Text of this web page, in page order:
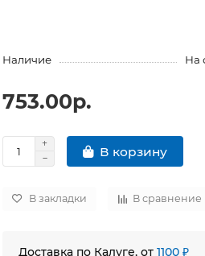
Наличие На
753.00р.
В корзину
В закладки В сравнение
Доставка по Калуге, от1100 ₽